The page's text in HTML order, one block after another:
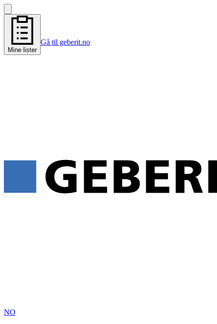
Mine lister
Gå til geberit.no
NO